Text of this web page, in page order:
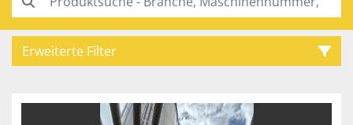
Erweiterte Filter